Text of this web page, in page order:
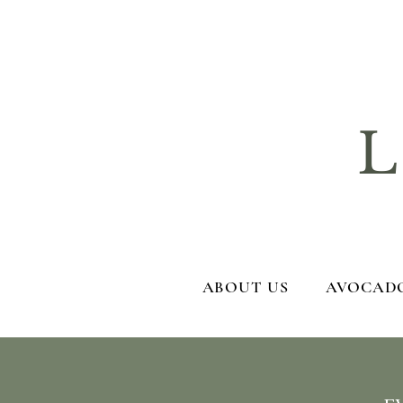
ABOUT US